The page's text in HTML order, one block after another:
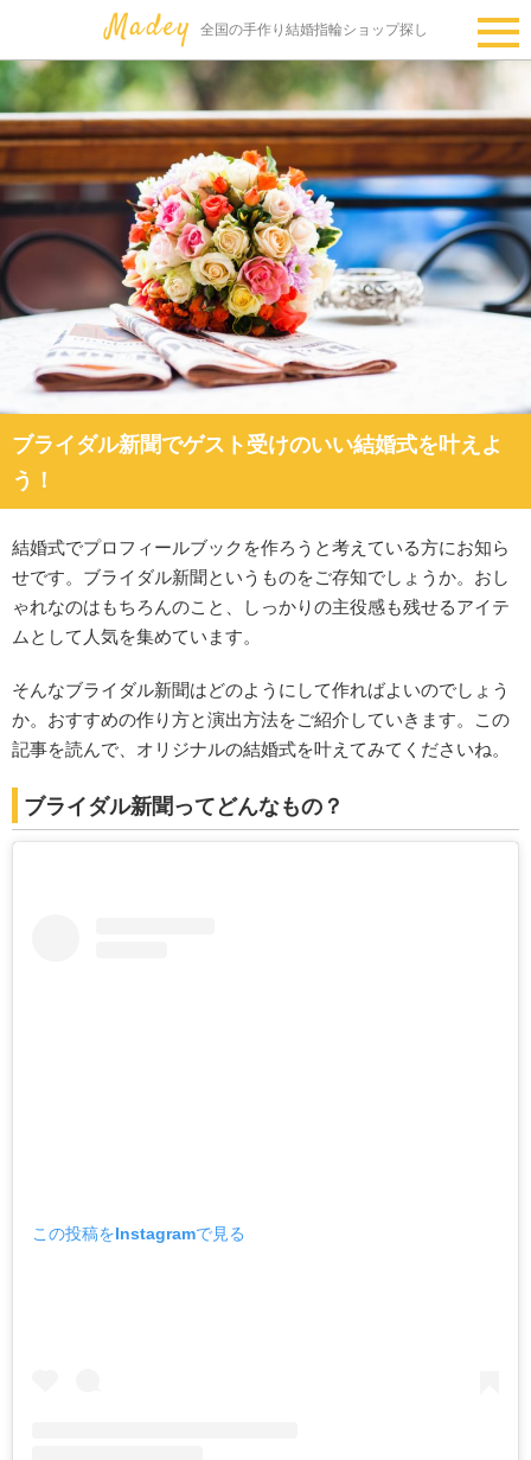
全国の手作り結婚指輪ショップ探し
ブライダル新聞でゲスト受けのいい結婚式を叶えよ
う！
結婚式でプロフィールブックを作ろうと考えている方にお知ら
せです。ブライダル新聞というものをご存知でしょうか。おし
ゃれなのはもちろんのこと、しっかりの主役感も残せるアイテ
ムとして人気を集めています。
そんなブライダル新聞はどのようにして作ればよいのでしょう
か。おすすめの作り方と演出方法をご紹介していきます。この
記事を読んで、オリジナルの結婚式を叶えてみてくださいね。
ブライダル新聞ってどんなもの？
この投稿をInstagramで見る